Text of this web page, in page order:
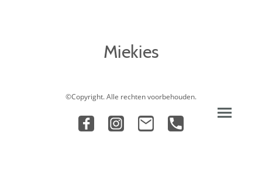
Miekies
©Copyright. Alle rechten voorbehouden.